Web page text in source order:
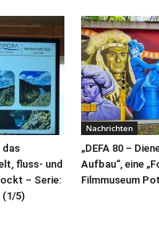
das
fluss- und
– Serie:
(1/5)
Nachrichten
„DEFA 80 –
Aufbau“, eine
Filmmuseum